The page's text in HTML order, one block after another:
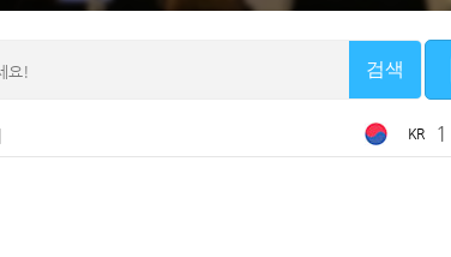
검색
KR 1